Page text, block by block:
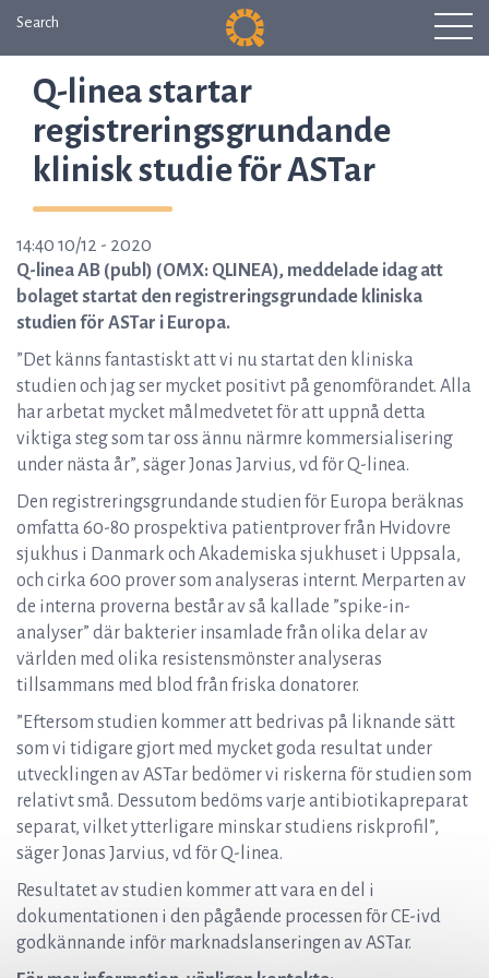
Search
Q-linea startar
registreringsgrundande
klinisk studie för ASTar
14:40 10/12 - 2020
Q-linea AB (publ) (OMX: QLINEA), meddelade idag att
bolaget startat den registreringsgrundade kliniska
studien för ASTar i Europa.
”Det känns fantastiskt att vi nu startat den kliniska
studien och jag ser mycket positivt på genomförandet. Alla
har arbetat mycket målmedvetet för att uppnå detta
viktiga steg som tar oss ännu närmre kommersialisering
under nästa år”, säger Jonas Jarvius, vd för Q-linea.
Den registreringsgrundande studien för Europa beräknas
omfatta 60-80 prospektiva patientprover från Hvidovre
sjukhus i Danmark och Akademiska sjukhuset i Uppsala,
och cirka 600 prover som analyseras internt. Merparten av
de interna proverna består av så kallade ”spike-in-
analyser” där bakterier insamlade från olika delar av
världen med olika resistensmönster analyseras
tillsammans med blod från friska donatorer.
”Eftersom studien kommer att bedrivas på liknande sätt
som vi tidigare gjort med mycket goda resultat under
utvecklingen av ASTar bedömer vi riskerna för studien som
relativt små. Dessutom bedöms varje antibiotikapreparat
separat, vilket ytterligare minskar studiens riskprofil”,
säger Jonas Jarvius, vd för Q-linea.
Resultatet av studien kommer att vara en del i
dokumentationen i den pågående processen för CE-ivd
godkännande inför marknadslanseringen av ASTar.